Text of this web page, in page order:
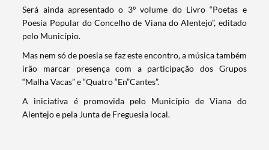
Termo de Pesquisa
Será ainda apresentado o 3º volume do Livro “Poetas e
Poesia Popular do Concelho de Viana do Alentejo”, editado
pelo Município.
Mas nem só de poesia se faz este encontro, a música também
irão marcar presença com a participação dos Grupos
“Malha Vacas” e “Quatro “En”Cantes”.
A iniciativa é promovida pelo Município de Viana do
Alentejo e pela Junta de Freguesia local.